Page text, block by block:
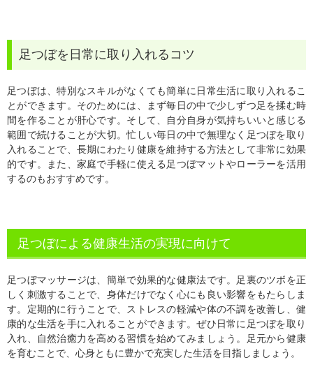
足つぼを日常に取り入れるコツ
足つぼは、特別なスキルがなくても簡単に日常生活に取り入れるこ
とができます。そのためには、まず毎日の中で少しずつ足を揉む時
間を作ることが肝心です。そして、自分自身が気持ちいいと感じる
範囲で続けることが大切。忙しい毎日の中で無理なく足つぼを取り
入れることで、長期にわたり健康を維持する方法として非常に効果
的です。また、家庭で手軽に使える足つぼマットやローラーを活用
するのもおすすめです。
足つぼによる健康生活の実現に向けて
足つぼマッサージは、簡単で効果的な健康法です。足裏のツボを正
しく刺激することで、身体だけでなく心にも良い影響をもたらしま
す。定期的に行うことで、ストレスの軽減や体の不調を改善し、健
康的な生活を手に入れることができます。ぜひ日常に足つぼを取り
入れ、自然治癒力を高める習慣を始めてみましょう。足元から健康
を育むことで、心身ともに豊かで充実した生活を目指しましょう。